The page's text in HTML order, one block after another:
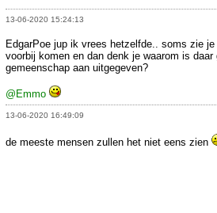
13-06-2020 15:24:13
EdgarPoe jup ik vrees hetzelfde.. soms zie
voorbij komen en dan denk je waarom is daar
gemeenschap aan uitgegeven?
@Emmo
13-06-2020 16:49:09
de meeste mensen zullen het niet eens zien